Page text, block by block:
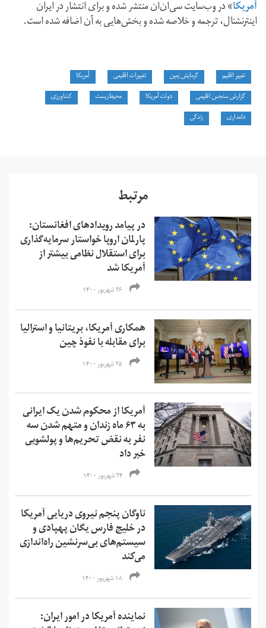
آمریکا» در وب‌سایت سی‌ان‌ان منتشر شده و برای انتشار در ایران
اینترنشنال، ترجمه و خلاصه شده و بخش‌هایی به آن اضافه شده‌ است.
تغییر اقلیم گرمایش زمین تغییرات اقلیمی
آمریکا
گزارش سنجس اقلیمی
دولت آمریکا محیط‌زیست
کشاورزی
دامداری
زندگی
مرتبط
در پیامد رویدادهای افغانستان:
پارلمان اروپا خواستار سرمایه‌گذاری
برای استقلال نظامی بیشتر از
آمریکا شد
۲۶ شهریور ۱۴۰۰
همکاری آمریکا، بریتانیا و استرالیا
برای مقابله با نفوذ چین
۲۵ شهریور ۱۴۰۰
آمریکا از محکوم شدن یک ایرانی
به ۶۳ ماه زندان و متهم شدن سه
نفر به نقض تحریم‌ها و‌ پولشویی
خبر داد
۲۴ شهریور ۱۴۰۰
ناوگان پنجم نیروی دریایی آمریکا
در خلیج فارس یگان پهپادی و
سیستم‌های بی‌سرنشین راه‌اندازی
می‌کند
۱۸ شهریور ۱۴۰۰
نماینده آمریکا در امور ایران: